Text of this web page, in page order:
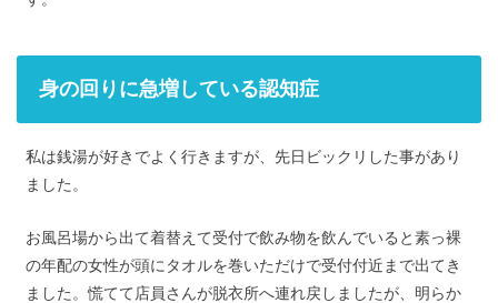
身の回りに急増している認知症
私は銭湯が好きでよく行きますが、先日ビックリした事があり
ました。
お風呂場から出て着替えて受付で飲み物を飲んでいると素っ裸
の年配の女性が頭にタオルを巻いただけで受付付近まで出てき
ました。慌てて店員さんが脱衣所へ連れ戻しましたが、明らか